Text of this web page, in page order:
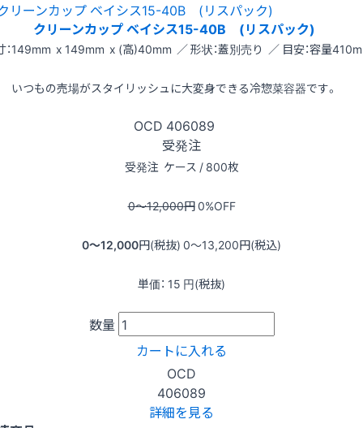
クリーンカップ ベイシス15-40B (リスパック)
：149mm x 149mm x (高)40mm ／ 形状：蓋別売り ／ 目安：容量
いつもの売場がスタイリッシュに大変身できる冷惣菜容器です。
OCD 406089
受発注
受発注 ケース / 800枚
0〜12,000円0%OFF
0〜12,000円(税抜) 0〜13,200円(税込)
単価： 15 円(税抜)
数量
カートに入れる
OCD
406089
詳細を見る